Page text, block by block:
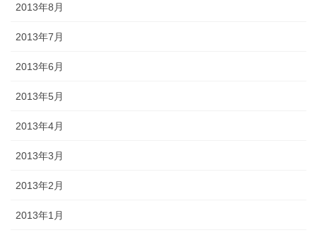
2013年8月
2013年7月
2013年6月
2013年5月
2013年4月
2013年3月
2013年2月
2013年1月